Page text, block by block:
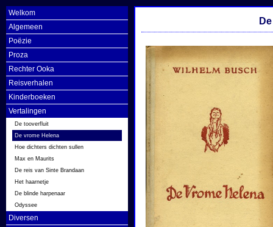
Welkom
Algemeen
Poëzie
Proza
Rechter Ooka
Reisverhalen
Kinderboeken
Vertalingen
De tooverfluit
De vrome Helena
Hoe dichters dichten sullen
Max en Maurits
De reis van Sinte Brandaan
Het haarnetje
De blinde harpenaar
Odyssee
Diversen